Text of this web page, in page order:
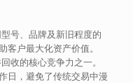
号、品牌及新旧程度的
户最大化资产价值。
收的核心竞争力之一。
日，避免了传统交易中漫